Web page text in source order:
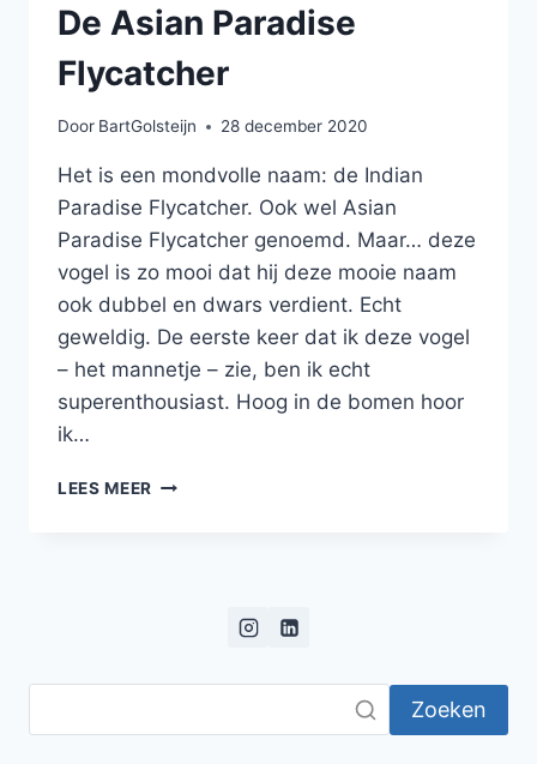
De Asian Paradise
Flycatcher
Door BartGolsteijn 28 december 2020
Het is een mondvolle naam: de Indian
Paradise Flycatcher. Ook wel Asian
Paradise Flycatcher genoemd. Maar… deze
vogel is zo mooi dat hij deze mooie naam
ook dubbel en dwars verdient. Echt
geweldig. De eerste keer dat ik deze vogel
– het mannetje – zie, ben ik echt
superenthousiast. Hoog in de bomen hoor
ik…
LEES MEER DE
Zoeken